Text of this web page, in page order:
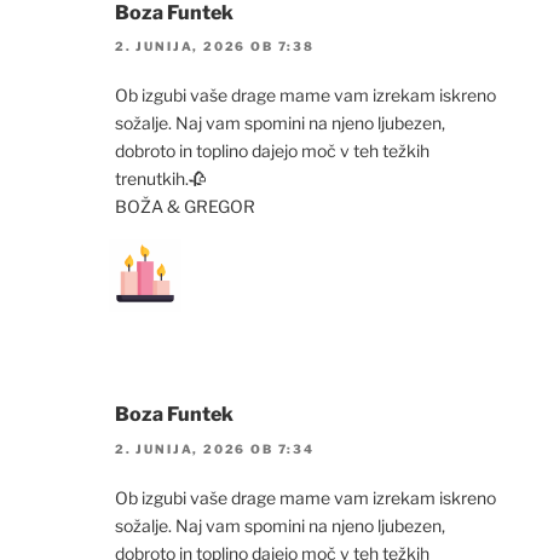
Boza Funtek
2. JUNIJA, 2026 OB 7:38
Ob izgubi vaše drage mame vam izrekam iskreno
sožalje. Naj vam spomini na njeno ljubezen,
dobroto in toplino dajejo moč v teh težkih
trenutkih.🥀
BOŽA & GREGOR
Boza Funtek
2. JUNIJA, 2026 OB 7:34
Ob izgubi vaše drage mame vam izrekam iskreno
sožalje. Naj vam spomini na njeno ljubezen,
dobroto in toplino dajejo moč v teh težkih